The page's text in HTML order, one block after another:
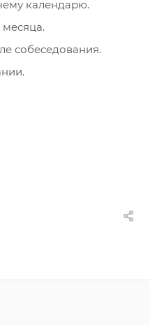
календарю.
месяца.
собеседования.